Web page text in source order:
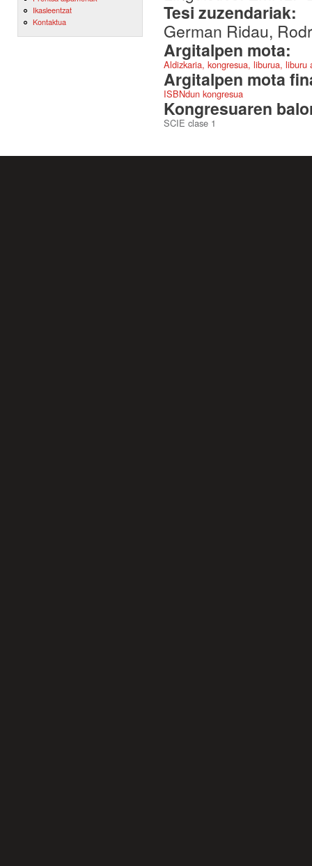
Ikasleentzat
Kontaktua
Tesi zuzendariak:
German Ridau,
Argitalpen mota:
Aldizkaria, kongresua, liburua,
Argitalpen mota
ISBNdun kongresua
Kongresuaren
SCIE clase 1